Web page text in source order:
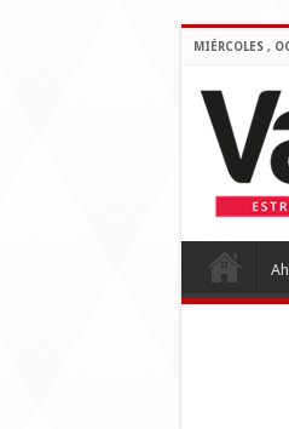
MIÉRCOLES ,